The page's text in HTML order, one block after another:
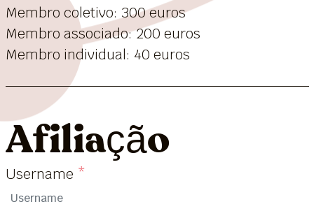
Membro coletivo: 300 euros
Membro associado: 200 euros
Membro individual: 40 euros
Afiliação
Username *